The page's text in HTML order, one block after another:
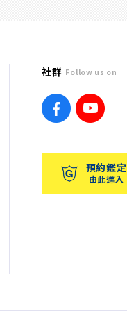
社群 Follow us on
預約鑑定
由此進入